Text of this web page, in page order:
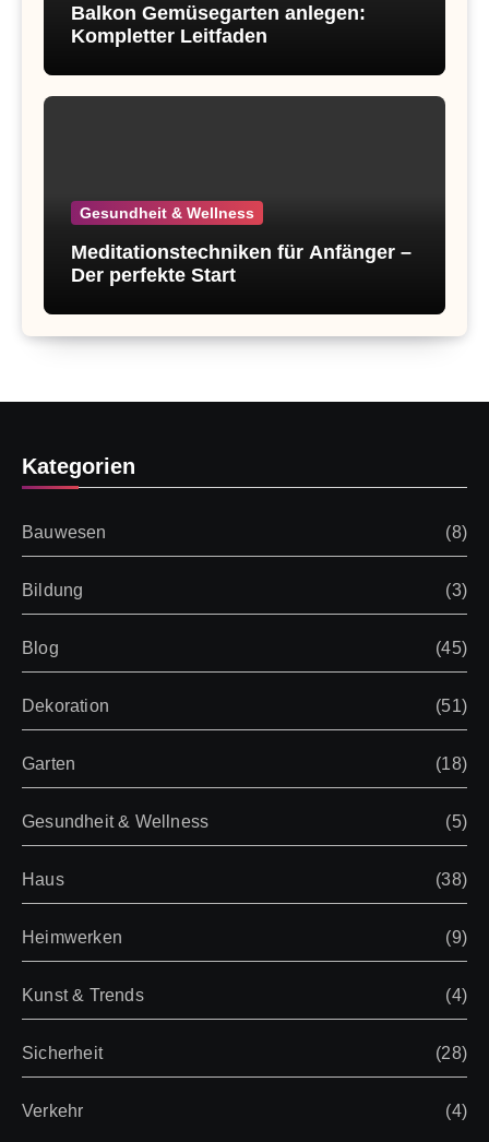
Balkon Gemüsegarten anlegen:
Kompletter Leitfaden
Gesundheit & Wellness
Meditationstechniken für Anfänger –
Der perfekte Start
Kategorien
Bauwesen (8)
Bildung (3)
Blog (45)
Dekoration (51)
Garten (18)
Gesundheit & Wellness (5)
Haus (38)
Heimwerken (9)
Kunst & Trends (4)
Sicherheit (28)
Verkehr (4)